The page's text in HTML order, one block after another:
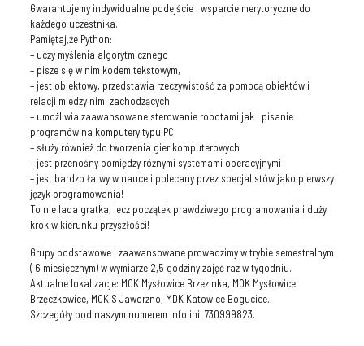
Gwarantujemy indywidualne podejście i wsparcie merytoryczne do
każdego uczestnika.
Pamiętaj,że Python:
– uczy myślenia algorytmicznego
– pisze się w nim kodem tekstowym,
– jest obiektowy, przedstawia rzeczywistość za pomocą obiektów i
relacji miedzy nimi zachodzących
– umożliwia zaawansowane sterowanie robotami jak i pisanie
programów na komputery typu PC
– służy również do tworzenia gier komputerowych
– jest przenośny pomiędzy różnymi systemami operacyjnymi
– jest bardzo łatwy w nauce i polecany przez specjalistów jako pierwszy
język programowania!
To nie lada gratka, lecz początek prawdziwego programowania i duży
krok w kierunku przyszłości!
Grupy podstawowe i zaawansowane prowadzimy w trybie semestralnym
( 6 miesięcznym) w wymiarze 2,5 godziny zajęć raz w tygodniu.
Aktualne lokalizacje: MOK Mysłowice Brzezinka, MOK Mysłowice
Brzęczkowice, MCKiS Jaworzno, MDK Katowice Bogucice.
Szczegóły pod naszym numerem infolinii 730999823.